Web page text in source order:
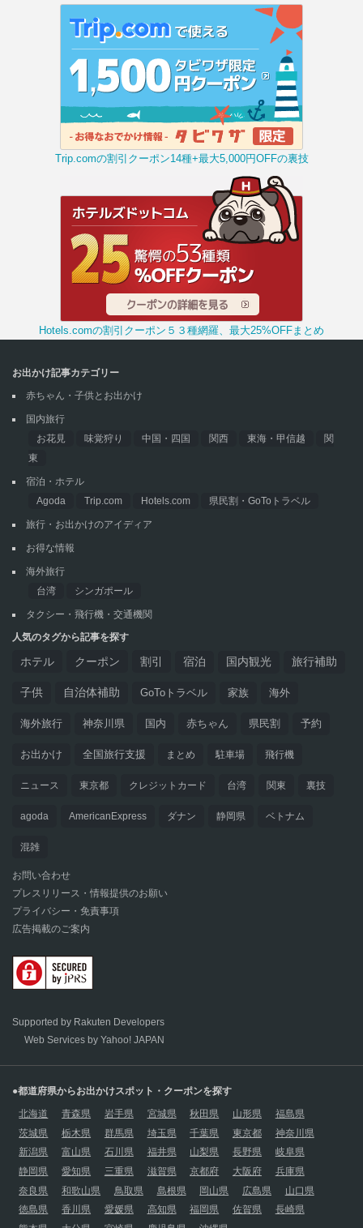
Trip.comの割引クーポン14種+最大5,000円OFFの裏技
Hotels.comの割引クーポン５３種網羅、最大25%OFFまとめ
お出かけ記事カテゴリー
赤ちゃん・子供とお出かけ
国内旅行
お花見
味覚狩り 中国・四国 関西 東海・甲信越
関
東
宿泊・ホテル
Agoda
Trip.com Hotels.com 県民割・GoToトラベル
旅行・お出かけのアイディア
お得な情報
海外旅行
台湾
シンガポール
タクシー・飛行機・交通機関
人気のタグから記事を探す
ホテル クーポン 割引 宿泊 国内観光 旅行補助
子供 自治体補助 GoToトラベル 家族 海外
海外旅行 神奈川県 国内 赤ちゃん 県民割 予約
お出かけ 全国旅行支援 まとめ 駐車場 飛行機
ニュース 東京都 クレジットカード 台湾 関東 裏技
agoda AmericanExpress ダナン 静岡県 ベトナム
混雑
お問い合わせ
プレスリリース・情報提供のお願い
プライバシー・免責事項
広告掲載のご案内
Supported by Rakuten Developers
Web Services by Yahoo! JAPAN
●都道府県からお出かけスポット・クーポンを探す
北海道
青森県 岩手県 宮城県 秋田県 山形県
福島県
茨城県
栃木県 群馬県 埼玉県 千葉県 東京都
神奈川県
新潟県
富山県 石川県 福井県 山梨県 長野県
岐阜県
静岡県
愛知県 三重県 滋賀県 京都府 大阪府
兵庫県
奈良県
和歌山県 鳥取県 島根県 岡山県 広島県
山口県
徳島県
香川県 愛媛県 高知県 福岡県 佐賀県
長崎県